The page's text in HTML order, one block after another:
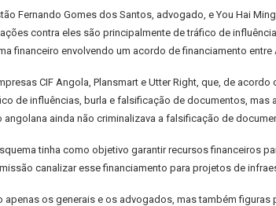
Fernando Gomes dos Santos, advogado, e You Hai
contra eles são principalmente de tráfico de
financeiro envolvendo um acordo de financiamento entre
CIF Angola, Plansmart e Utter Right, que, de
de influências, burla e falsificação de documentos,
ainda não criminalizava a falsificação de
tinha como objetivo garantir recursos financeiros
canalizar esse financiamento para projetos de
apenas os generais e os advogados, mas também